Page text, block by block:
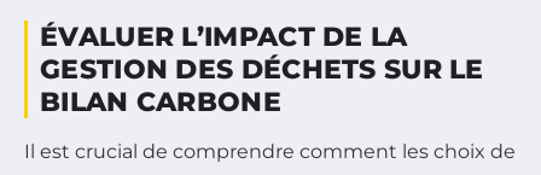
ÉVALUER L’IMPACT DE LA
GESTION DES DÉCHETS SUR LE
BILAN CARBONE
Il est crucial de comprendre comment les choix de